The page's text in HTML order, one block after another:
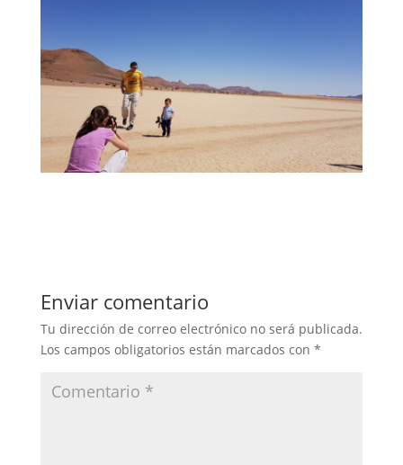
Enviar comentario
Tu dirección de correo electrónico no será publicada.
Los campos obligatorios están marcados con *